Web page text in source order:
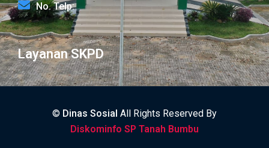
No. Telp:
Layanan SKPD
© Dinas Sosial All Rights Reserved By
Diskominfo SP Tanah Bumbu